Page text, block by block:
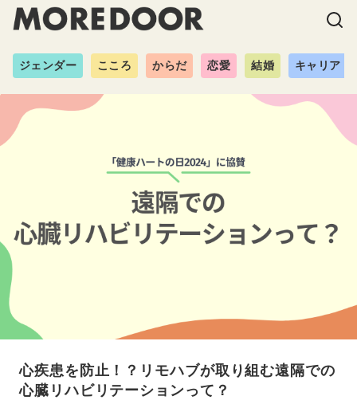
ジェンダー こころ からだ 恋愛 結婚 キャリア
心疾患を防止！？リモハブが取り組む遠隔での
心臓リハビリテーションって？